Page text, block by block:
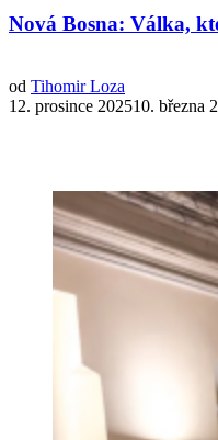
Nová Bosna: Válka,
od Tihomir Loza
12. prosince 202510. března